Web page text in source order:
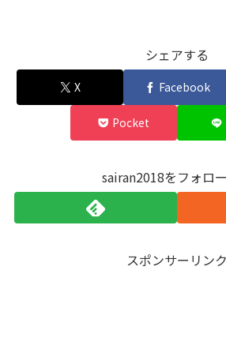
シェアする
X Facebook
Pocket
sairan2018をフォロ
スポンサーリンク